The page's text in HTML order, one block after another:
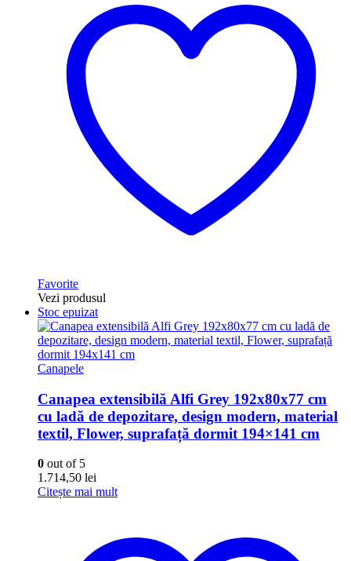
Favorite
Vezi produsul
Stoc epuizat
Canapele
Canapea extensibilă Alfi Grey 192x80x77 cm
cu ladă de depozitare, design modern, material
textil, Flower, suprafață dormit 194×141 cm
0 out of 5
1.714,50 lei
Citește mai mult